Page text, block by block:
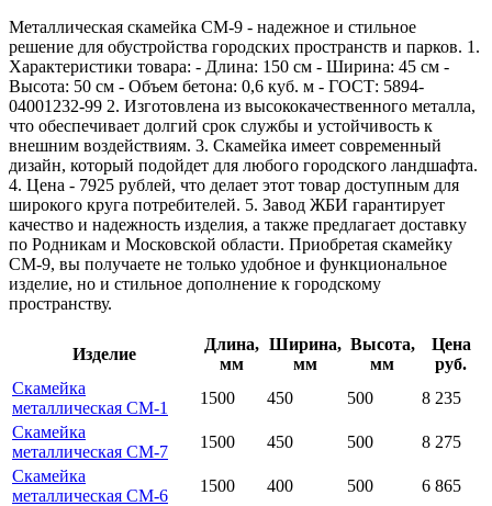
Металлическая скамейка СМ-9 - надежное и стильное
решение для обустройства городских пространств и парков. 1.
Характеристики товара: - Длина: 150 см - Ширина: 45 см -
Высота: 50 см - Объем бетона: 0,6 куб. м - ГОСТ: 5894-
04001232-99 2. Изготовлена из высококачественного металла,
что обеспечивает долгий срок службы и устойчивость к
внешним воздействиям. 3. Скамейка имеет современный
дизайн, который подойдет для любого городского ландшафта.
4. Цена - 7925 рублей, что делает этот товар доступным для
широкого круга потребителей. 5. Завод ЖБИ гарантирует
качество и надежность изделия, а также предлагает доставку
по Родникам и Московской области. Приобретая скамейку
СМ-9, вы получаете не только удобное и функциональное
изделие, но и стильное дополнение к городскому
пространству.
Изделие
Длина,
мм
Ширина,
мм
Высота,
мм
Цена
руб.
Скамейка
металлическая СМ-1
1500 450 500
8 235
Скамейка
металлическая СМ-7
1500 450 500
8 275
Скамейка
металлическая СМ-6
1500 400 500
6 865